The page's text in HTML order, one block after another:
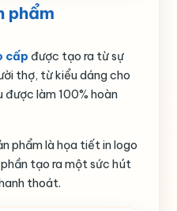
phẩm
cấp được tạo ra từ sự
thợ, từ kiểu dáng cho
làm 100% hoàn
phẩm là họa tiết in logo
tạo ra một sức hút
thoát.